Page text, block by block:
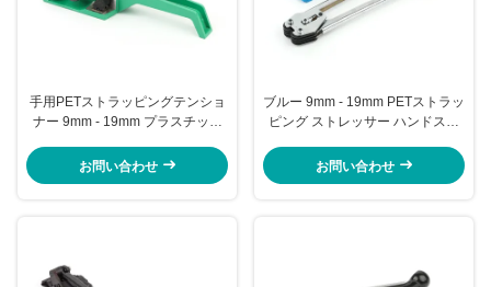
手用PETストラッピングテンショ
ナー 9mm - 19mm プラスチック
ルキット
お問い合わせ
ブルー 9mm - 19mm PETストラッ
ピング ストレッサー ハンドスト
お問い合わせ